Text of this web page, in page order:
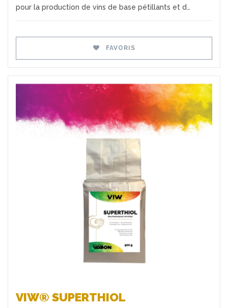
pour la production de vins de base pétillants et d…
FAVORIS
Favoris
VIW® SUPERTHIOL